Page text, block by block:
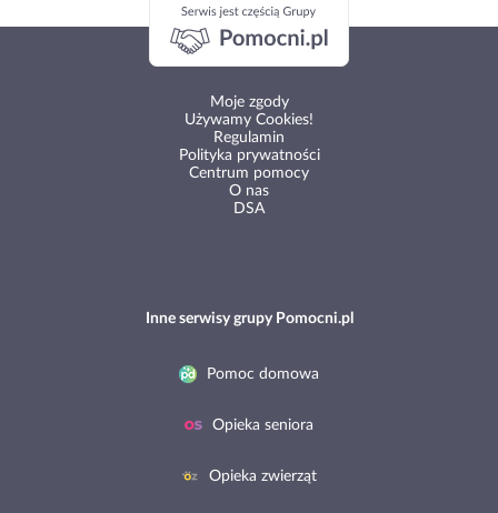
Moje zgody
Używamy Cookies!
Regulamin
Polityka prywatności
Centrum pomocy
O nas
DSA
Inne serwisy grupy Pomocni.pl
Pomoc domowa
Opieka seniora
Opieka zwierząt